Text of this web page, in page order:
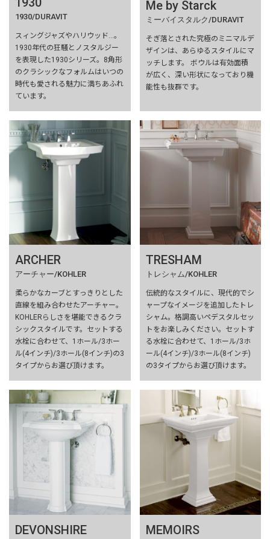
1930/DURAVIT
スィングジャズやハリウッド…。
1930年代の狂騒とノスタルジー
を表現した1930シリーズ。8角形
のクラシックなフォルムはいつの
時代も愛される魅力に満ちあふれ
ています。
Me by Starck
ミーバイスタルク/DURAVIT
そぎ落とされた究極のミニマルデ
ザインは、あらゆるスタイルにマ
ッチします。 ボウルは有効面積
が広く、深い形状になっており機
能性も抜群です。
ARCHER
アーチャー/KOHLER
柔らかなカーブとすっきりとした
直線を組み合わせたアーチャー。
KOHLERらしさを堪能できるクラ
シックスタイルです。セットする
水栓に合わせて、1ホール/3ホー
ル(4インチ)/3ホール(8インチ)の3
タイプからお選び頂けます。
TRESHAM
トレシャム/KOHLER
伝統的なスタイルに、現代的でシ
ャープなイメージを追加したトレ
シャム。格調高いペデスタルセッ
トをお楽しみください。セットす
る水栓に合わせて、1ホール/3ホ
ール(4インチ)/3ホール(8インチ)
の3タイプからお選び頂けます。
DEVONSHIRE MEMOIRS